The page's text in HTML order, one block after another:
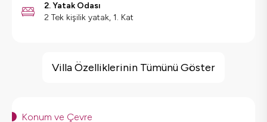
2. Yatak Odası
2 Tek kişilik yatak, 1. Kat
Doğa Manzaralı
Villa Özelliklerinin Tümünü Göster
Konum ve Çevre